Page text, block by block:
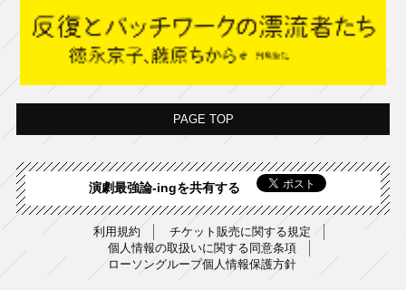
PAGE TOP
演劇最強論-ingを共有する
利用規約
チケット販売に関する規定
個人情報の取扱いに関する同意条項
ローソングループ個人情報保護方針